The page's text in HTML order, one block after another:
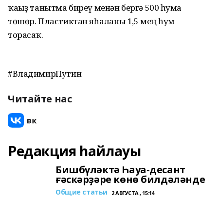
ҡағыҙ танытма биреү менән бергә 500 һумға
төшөр. Пластиктан яһалғаны 1,5 мең һум
торасаҡ.
#ВладимирПутин
Читайте нас
Редакция һайлауы
Бишбүләктә Һауа-десант
ғәскәрҙәре көнө билдәләнде
Общие статьи 2 АВГУСТА , 15:14